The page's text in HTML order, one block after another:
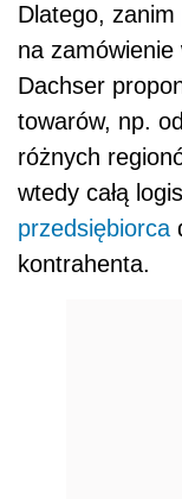
Dlatego, zanim
na zamówienie
Dachser
towarów, np.
różnych
wtedy całą
przedsiębiorca
kontrahenta.